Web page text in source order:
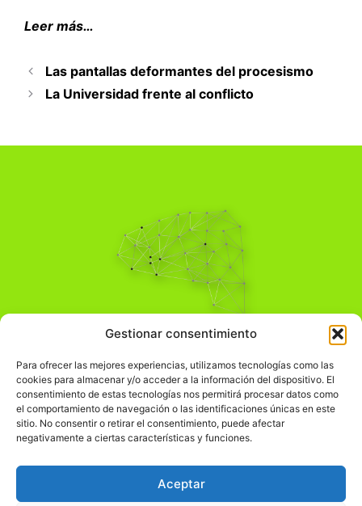
Gestionar consentimiento
Para ofrecer las mejores experiencias, utilizamos tecnologías como las
cookies para almacenar y/o acceder a la información del dispositivo. El
consentimiento de estas tecnologías nos permitirá procesar datos como
el comportamiento de navegación o las identificaciones únicas en este
sitio. No consentir o retirar el consentimiento, puede afectar
negativamente a ciertas características y funciones.
Aceptar
Leer más…
Las pantallas deformantes del procesismo
La Universidad frente al conflicto
Pensamiento Crítico
Comprender el mundo para transformarlo.
Información Legal
჻Política de privacidad
Política de cookies